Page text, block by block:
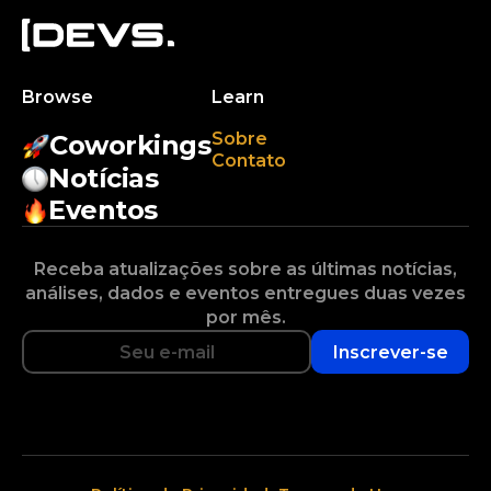
Browse
Coworkings
Notícias
Eventos
Learn
Sobre
Contato
Receba atualizações sobre as últimas notícias,
análises, dados e eventos entregues duas vezes
por mês.
Inscrever-se